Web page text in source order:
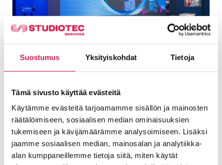
Suostumus Yksityiskohdat Tietoja
Tämä sivusto käyttää evästeitä
Käytämme evästeitä tarjoamamme sisällön ja mainosten
räätälöimiseen, sosiaalisen median ominaisuuksien
tukemiseen ja kävijämäärämme analysoimiseen. Lisäksi
jaamme sosiaalisen median, mainosalan ja analytiikka-
alan kumppaneillemme tietoja siitä, miten käytät
Uudistunut urheilumuseo tarjoaa
Koko Olympiastadionin peruskorjauksen ajan
5.10.2020. Suomea ja suomalaisuutta
rakentaneisiin suuriin urheilun tarinoihin voi
nyt tutustua täysin
Lue lisää